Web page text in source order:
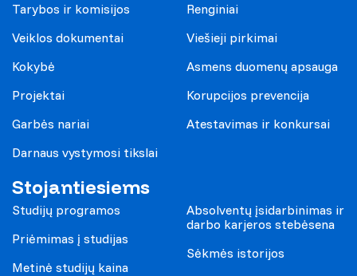
Tarybos ir komisijos
Veiklos dokumentai
Kokybė
Projektai
Garbės nariai
Darnaus vystymosi tikslai
Renginiai
Viešieji pirkimai
Asmens duomenų apsauga
Korupcijos prevencija
Atestavimas ir konkursai
Stojantiesiems
Studijų programos
Priėmimas į studijas
Metinė studijų kaina
Absolventų įsidarbinimas ir
darbo karjeros stebėsena
Sėkmės istorijos